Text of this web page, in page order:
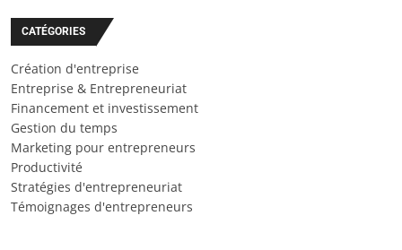
CATÉGORIES
Création d'entreprise
Entreprise & Entrepreneuriat
Financement et investissement
Gestion du temps
Marketing pour entrepreneurs
Productivité
Stratégies d'entrepreneuriat
Témoignages d'entrepreneurs